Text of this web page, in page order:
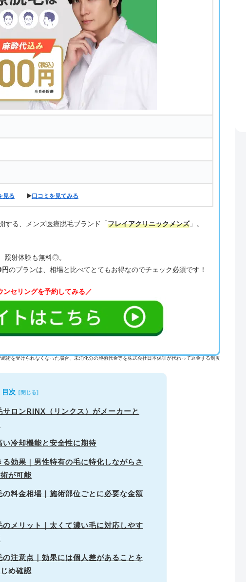
見る ▶口コミを見てみる
する、メンズ医療脱毛ブランド「フレイアクリニックメンズ」。
照射体験も無料◎。
円のプランは、相場と比べてとてもお得なのでチェック必須です！
ンセリングを予約してみる／
術を受けられなくなった場合、未消化分の施術代金等を株式会社日本保証が代わって返金する制度
目次
ロンRINX（リンクス）がメーカーと
冷却機能と安全性に期待
効果｜男性特有の毛に特化しながらさ
が可能
料金相場｜施術部位ごとに必要な金額
メリット｜太くて濃い毛に対応しやす
注意点｜効果には個人差があることを
め確認